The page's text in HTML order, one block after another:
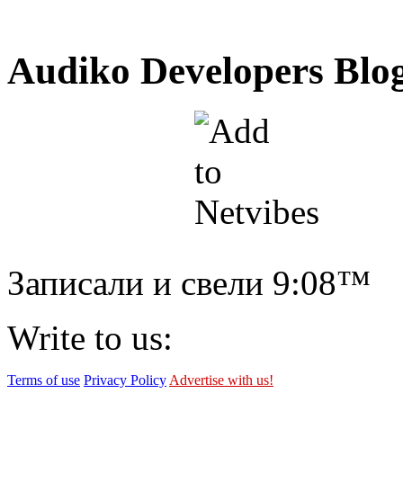
Audiko Developers
Записали и свели 9:08™
Write to us:
Terms of use Privacy Policy Advertise with us!